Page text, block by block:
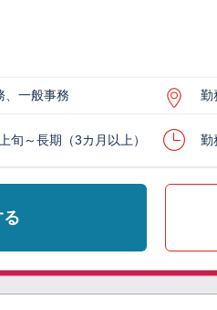
、一般事務 勤
旬～長期（3カ月以上） 勤
る